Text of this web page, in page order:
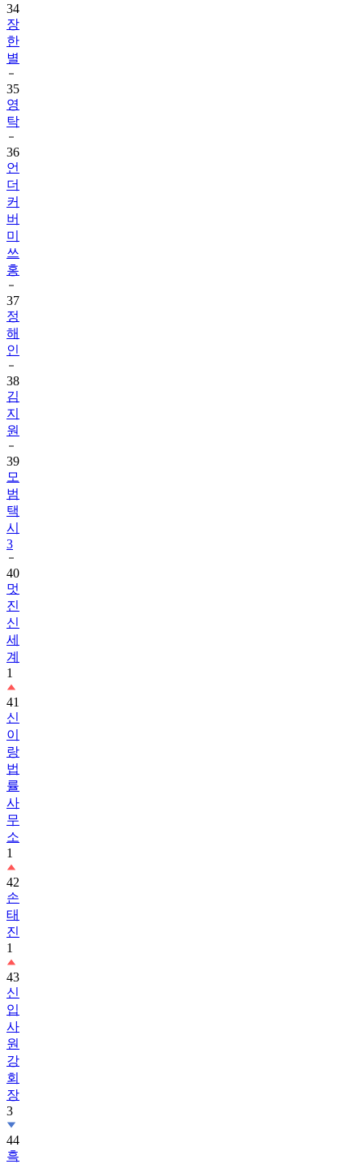
34
장
한
별
35
영
탁
36
언
더
커
버
미
쓰
홍
37
정
해
인
38
김
지
원
39
모
범
택
시
3
40
멋
진
신
세
계
1
41
신
이
랑
법
률
사
무
소
1
42
손
태
진
1
43
신
입
사
원
강
회
장
3
44
흑